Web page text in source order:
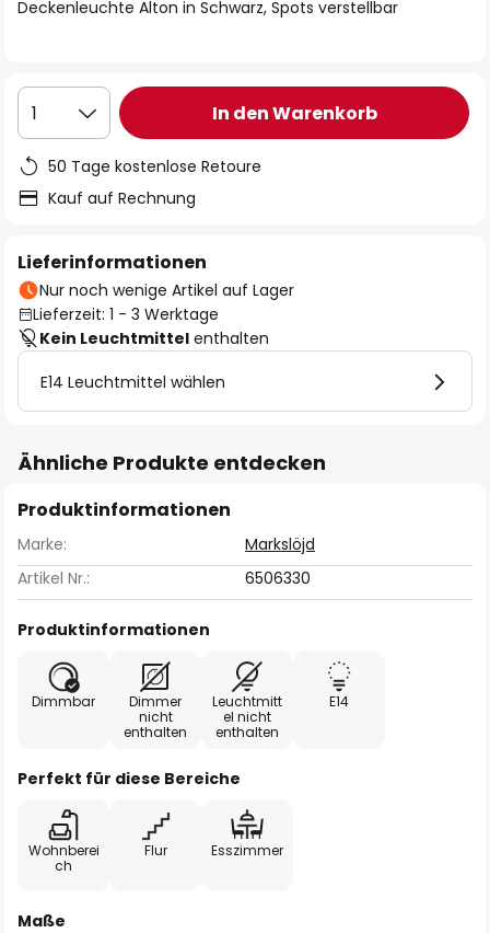
Deckenleuchte Alton in Schwarz, Spots verstellbar
1 In den Warenkorb
50 Tage kostenlose Retoure
Kauf auf Rechnung
Lieferinformationen
Nur noch wenige Artikel auf Lager
Lieferzeit: 1 - 3 Werktage
Kein Leuchtmittel enthalten
E14 Leuchtmittel wählen
Ähnliche Produkte entdecken
Produktinformationen
Marke:
Markslöjd
Artikel Nr.:
6506330
Produktinformationen
Dimmbar
Dimmer
nicht
enthalten
Leuchtmitt
el nicht
enthalten
E14
Perfekt für diese Bereiche
Wohnberei
ch
Flur Esszimmer
Maße